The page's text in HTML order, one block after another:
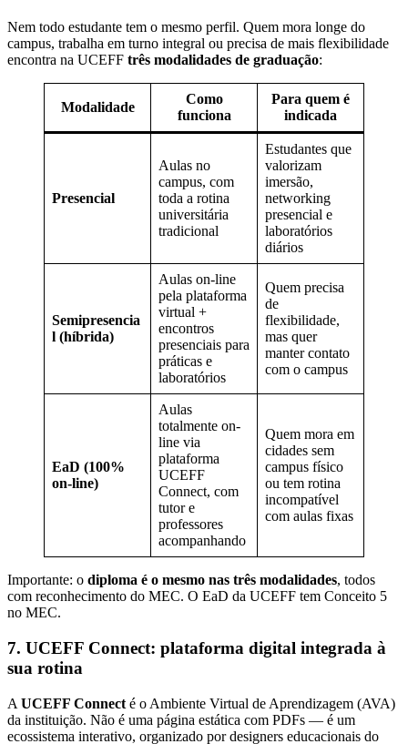
Nem todo estudante tem o mesmo perfil. Quem mora longe do
campus, trabalha em turno integral ou precisa de mais flexibilidade
encontra na UCEFF três modalidades de graduação:
Modalidade
Como
funciona
Para quem é
indicada
Presencial
Aulas no
campus, com
toda a rotina
universitária
tradicional
Estudantes que
valorizam
imersão,
networking
presencial e
laboratórios
diários
Semipresencia
l (híbrida)
Aulas on-line
pela plataforma
virtual +
encontros
presenciais para
práticas e
laboratórios
Quem precisa
de
flexibilidade,
mas quer
manter contato
com o campus
EaD (100%
on-line)
Aulas
totalmente on-
line via
plataforma
UCEFF
Connect, com
tutor e
professores
acompanhando
Quem mora em
cidades sem
campus físico
ou tem rotina
incompatível
com aulas fixas
Importante: o diploma é o mesmo nas três modalidades, todos
com reconhecimento do MEC. O EaD da UCEFF tem Conceito 5
no MEC.
7. UCEFF Connect: plataforma digital integrada à
sua rotina
A UCEFF Connect é o Ambiente Virtual de Aprendizagem (AVA)
da instituição. Não é uma página estática com PDFs — é um
ecossistema interativo, organizado por designers educacionais do